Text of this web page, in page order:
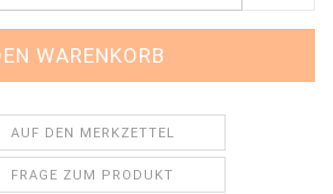
AUF DEN MERKZETTEL
FRAGE ZUM PRODUKT